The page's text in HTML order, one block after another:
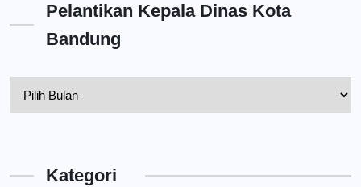
Pelantikan Kepala Dinas Kota
Bandung
BandungKategori